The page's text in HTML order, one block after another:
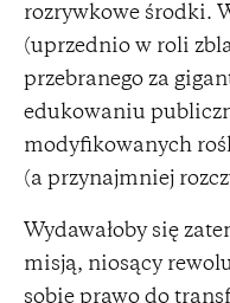
rozrywkowe środki.
(uprzednio w roli
przebranego za
edukowaniu
modyfikowanych
(a przynajmniej
Wydawałoby się
misją, niosący
sobie prawo do